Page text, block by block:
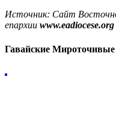
Источник: Сайт
епархии www.eadiocese.org
Гавайские